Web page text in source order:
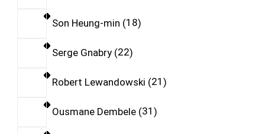
Son Heung-min 18
Serge Gnabry 22
Robert Lewandowski 21
Ousmane Dembele 31